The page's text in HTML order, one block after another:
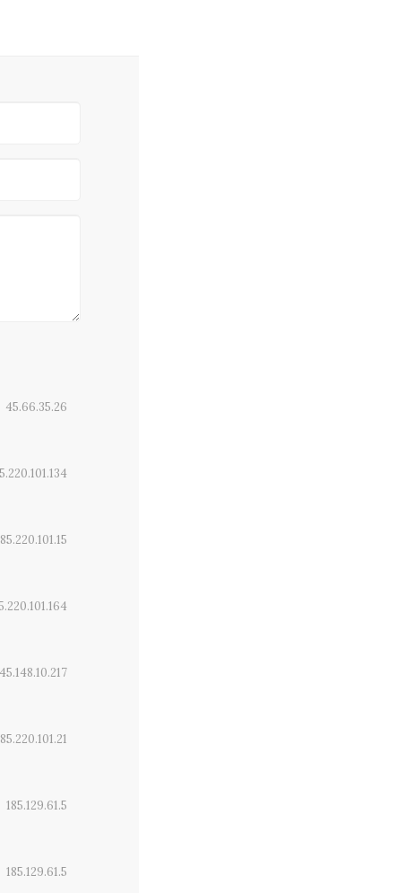
45.66.35.26
45.148.10.217
185.129.61.5
185.129.61.5